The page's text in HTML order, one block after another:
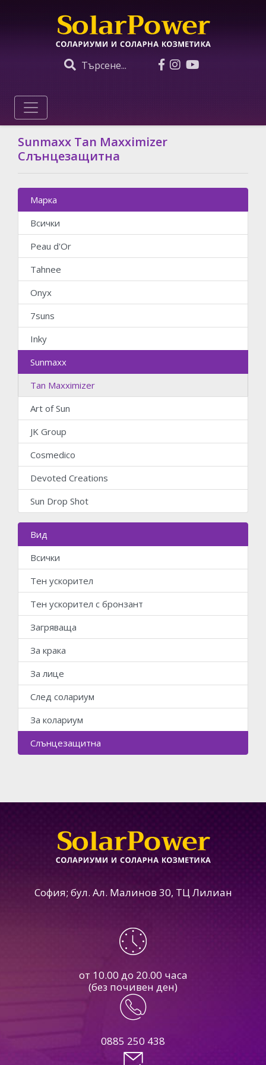
Търсене...
Sunmaxx Tan Maxximizer
Слънцезащитна
Марка
Всички
Peau d'Or
Tahnee
Onyx
7suns
Inky
Sunmaxx
Tan Maxximizer
Art of Sun
JK Group
Cosmedico
Devoted Creations
Sun Drop Shot
Вид
Всички
Тен ускорител
Тен ускорител с бронзант
Загряваща
За крака
За лице
След солариум
За колариум
Слънцезащитна
София; бул. Ал. Малинов 30, ТЦ Лилиан
от 10.00 до 20.00 часа
(без почивен ден)
0885 250 438